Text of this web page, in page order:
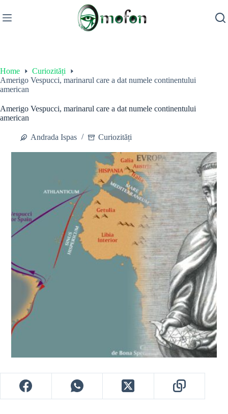
to
content
Home
Curiozități
Amerigo Vespucci, marinarul care a dat numele continentului
american
Amerigo Vespucci, marinarul care a dat numele continentului
american
Andrada Ispas Curiozități